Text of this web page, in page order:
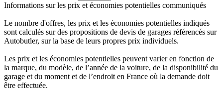
Informations sur les prix et économies potentielles communiqués
Le nombre d'offres, les prix et les économies potentielles indiqués
sont calculés sur des propositions de devis de garages référencés sur
Autobutler, sur la base de leurs propres prix individuels.
Les prix et les économies potentielles peuvent varier en fonction de
la marque, du modèle, de l’année de la voiture, de la disponibilité du
garage et du moment et de l’endroit en France où la demande doit
être effectuée.